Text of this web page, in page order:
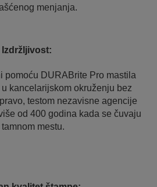
menjanja.
Izdržljivost:
pomoću DURABrite Pro mastila
kancelarijskom okruženju bez
testom nezavisne agencije
od 400 godina kada se čuvaju
tamnom mestu.